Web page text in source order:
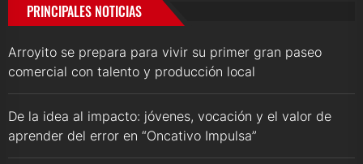
PRINCIPALES NOTICIAS
Arroyito se prepara para vivir su primer gran paseo
comercial con talento y producción local
De la idea al impacto: jóvenes, vocación y el valor de
aprender del error en “Oncativo Impulsa”